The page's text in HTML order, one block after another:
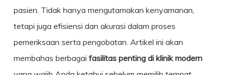
pasien. Tidak hanya mengutamakan kenyamanan,
tetapi juga efisiensi dan akurasi dalam proses
pemeriksaan serta pengobatan. Artikel ini akan
membahas berbagai fasilitas penting di klinik modern